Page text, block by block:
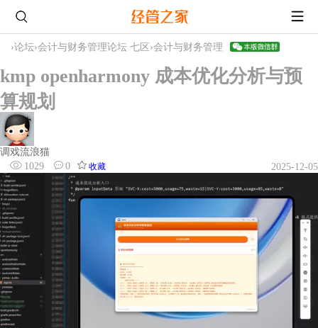
›论坛›会计与财务管理论坛 七区 ›会计与财务管理
kmp openharmony 成本优化分析与预
算规划
调戏流浪猫
1029
0 收藏 2025-12-05